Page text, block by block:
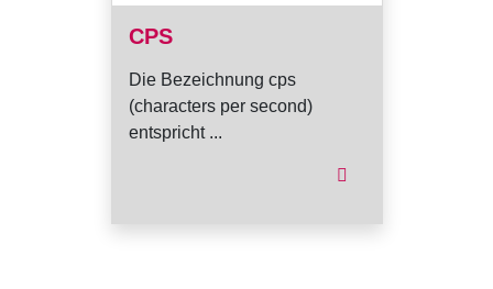
CPS
Die Bezeichnung cps
(characters per second)
entspricht ...